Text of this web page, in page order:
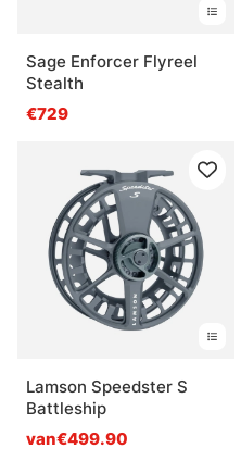
Sage Enforcer Flyreel
Stealth
€729
Lamson Speedster S
Battleship
van€499.90